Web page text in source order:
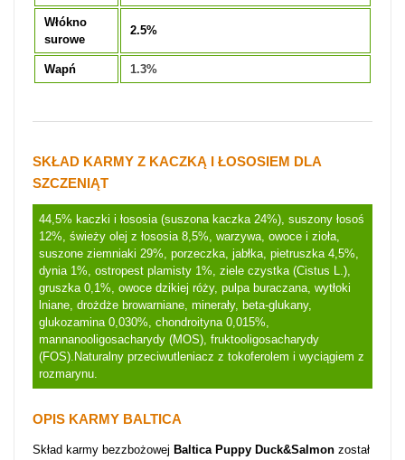
Włókno
surowe
2.5%
Wapń 1.3%
SKŁAD KARMY Z KACZKĄ I ŁOSOSIEM DLA
SZCZENIĄT
44,5% kaczki i łososia (suszona kaczka 24%), suszony łosoś
12%, świeży olej z łososia 8,5%, warzywa, owoce i zioła,
suszone ziemniaki 29%, porzeczka, jabłka, pietruszka 4,5%,
dynia 1%, ostropest plamisty 1%, ziele czystka (Cistus L.),
gruszka 0,1%, owoce dzikiej róży, pulpa buraczana, wytłoki
lniane, drożdże browarniane, minerały, beta-glukany,
glukozamina 0,030%, chondroityna 0,015%,
mannanooligosacharydy (MOS), fruktooligosacharydy
(FOS).Naturalny przeciwutleniacz z tokoferolem i wyciągiem z
rozmarynu.
OPIS KARMY BALTICA
Skład karmy bezzbożowej Baltica Puppy Duck&Salmon został